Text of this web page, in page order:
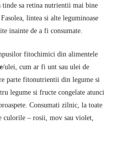
tinde sa retina nutrientii mai bine
lintea si alte leguminoase
inainte de a fi consumate.
fitochimici din alimentele
/ulei, cum ar fi unt sau ulei de
parte fitonutrientii din legume si
legume si fructe congelate atunci
Consumati zilnic, la toate
culorile – rosii, mov sau violet,